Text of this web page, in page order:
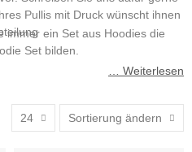
Pullis mit Druck wünscht ihnen
immer ein Set aus Hoodies die
Set bilden.
… Weiterlesen
24 Sortierung ändern